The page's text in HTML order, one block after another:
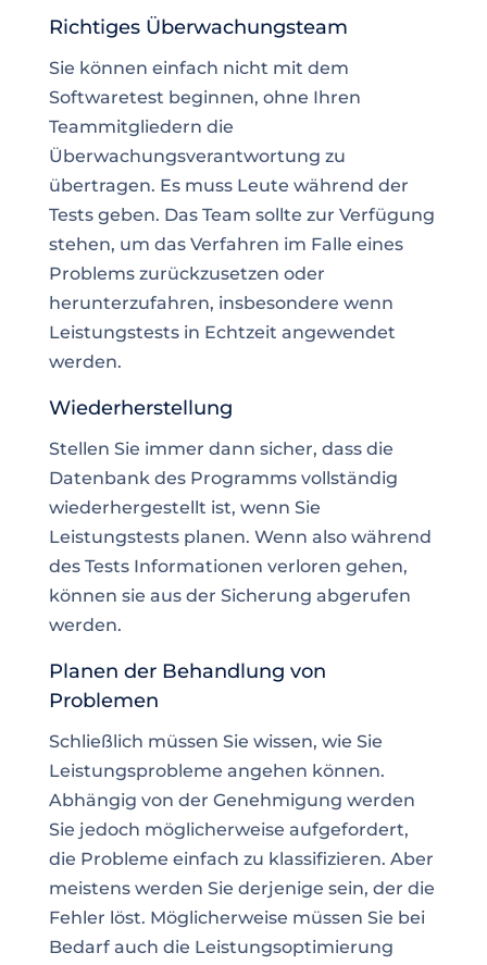
Richtiges Überwachungsteam
Sie können einfach nicht mit dem
Softwaretest beginnen, ohne Ihren
Teammitgliedern die
Überwachungsverantwortung zu
übertragen. Es muss Leute während der
Tests geben. Das Team sollte zur Verfügung
stehen, um das Verfahren im Falle eines
Problems zurückzusetzen oder
herunterzufahren, insbesondere wenn
Leistungstests in Echtzeit angewendet
werden.
Wiederherstellung
Stellen Sie immer dann sicher, dass die
Datenbank des Programms vollständig
wiederhergestellt ist, wenn Sie
Leistungstests planen. Wenn also während
des Tests Informationen verloren gehen,
können sie aus der Sicherung abgerufen
werden.
Planen der Behandlung von
Problemen
Schließlich müssen Sie wissen, wie Sie
Leistungsprobleme angehen können.
Abhängig von der Genehmigung werden
Sie jedoch möglicherweise aufgefordert,
die Probleme einfach zu klassifizieren. Aber
meistens werden Sie derjenige sein, der die
Fehler löst. Möglicherweise müssen Sie bei
Bedarf auch die Leistungsoptimierung